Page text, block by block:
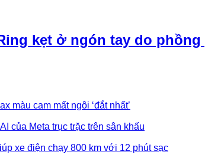
kẹt ở ngón tay do phồng
màu cam mất ngôi ‘đắt nhất’
của Meta trục trặc trên sân khấu
xe điện chạy 800 km với 12 phút sạc